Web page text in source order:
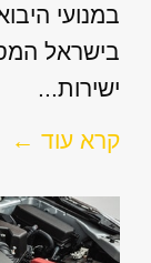
במנועי
בישראל
ישירות...
קרא עוד ←